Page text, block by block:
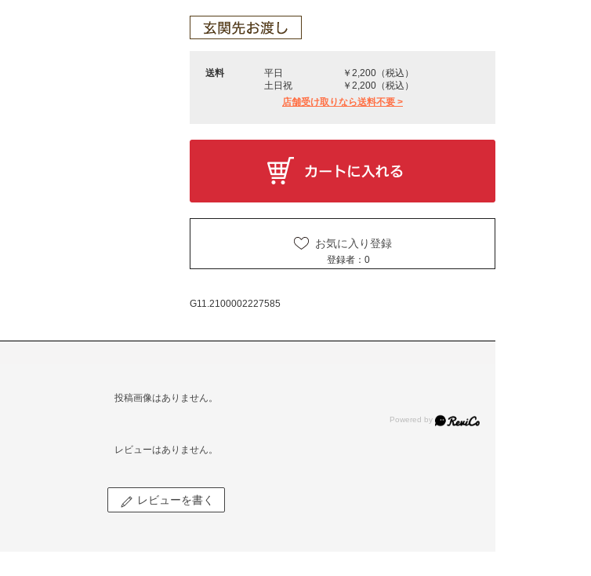
送料 平日
￥2,200（税込）
土日祝
￥2,200（税込）
店舗受け取りなら送料不要 >
お気に入り登録
登録者： 0
G11.2100002227585
投稿画像はありません。
レビューはありません。
レビューを書く